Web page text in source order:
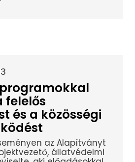
felelős
és a közösségi
az Alapítványt
állatvédelmi